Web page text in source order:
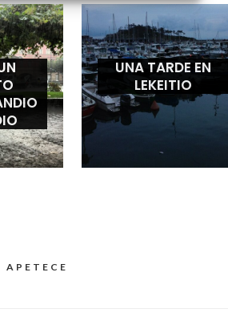
UNA TARDE EN
LEKEITIO
APETECE